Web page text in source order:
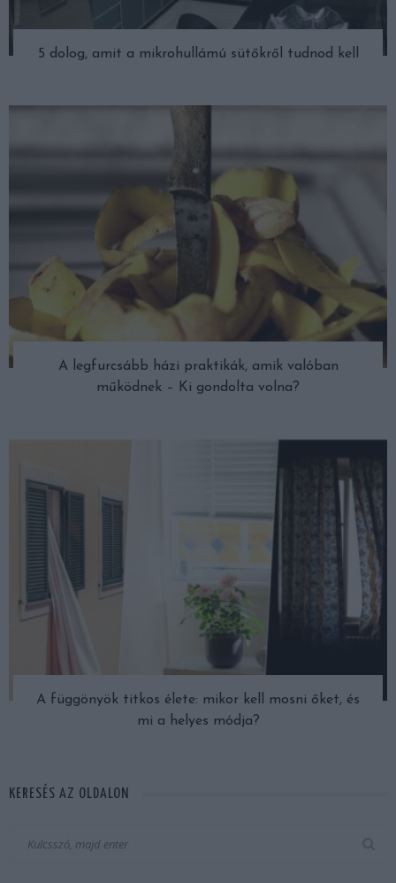
5 dolog, amit a mikrohullámú sütőkről tudnod kell
A legfurcsább házi praktikák, amik valóban
működnek – Ki gondolta volna?
A függönyök titkos élete: mikor kell mosni őket, és
mi a helyes módja?
KERESÉS AZ OLDALON